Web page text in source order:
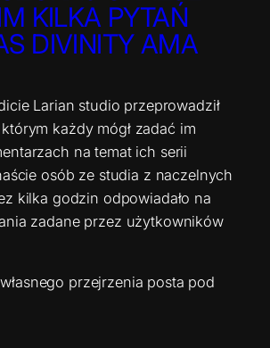
KILKA PYTAŃ
DIVINITY AMA
Larian studio przeprowadził
każdy mógł zadać im
na temat ich serii
osób ze studia z naczelnych
kilka godzin odpowiadało na
zadane przez użytkowników
przejrzenia posta pod